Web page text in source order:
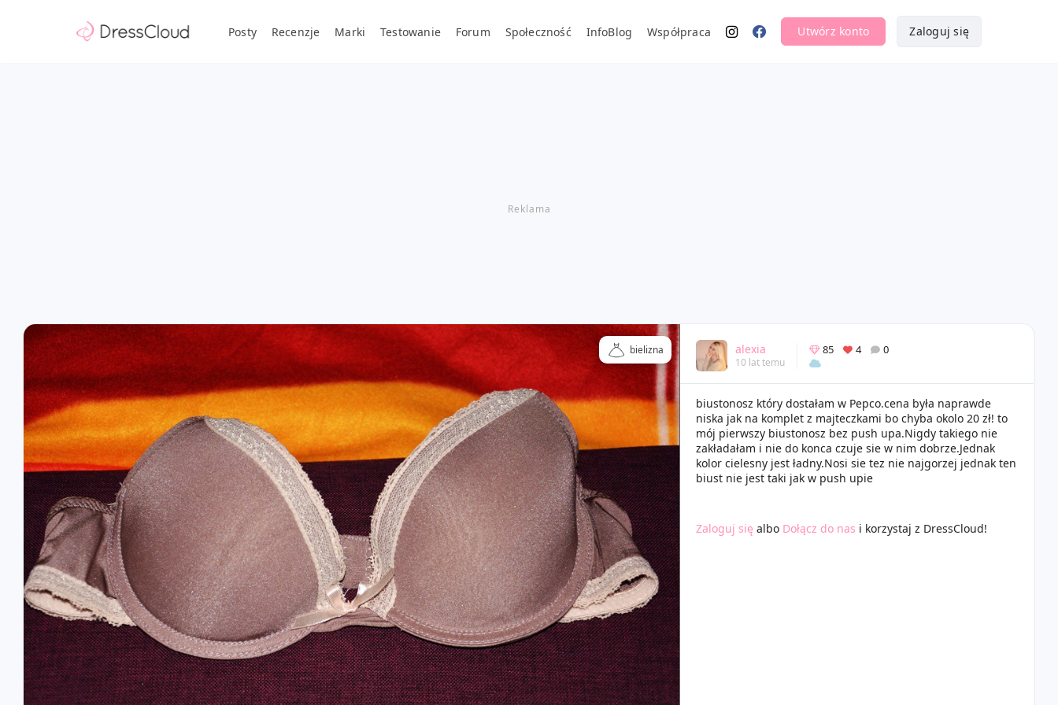
Posty Recenzje Marki Testowanie Forum Społeczność InfoBlog Współpraca Utwórz konto Zaloguj się
bielizna alexia
10 lat temu
85 4 0
biustonosz który dostałam w Pepco.cena była naprawde
niska jak na komplet z majteczkami bo chyba okolo 20 zł! to
mój pierwszy biustonosz bez push upa.Nigdy takiego nie
zakładałam i nie do konca czuje sie w nim dobrze.Jednak
kolor cielesny jest ładny.Nosi sie tez nie najgorzej jednak ten
biust nie jest taki jak w push upie
Zaloguj się albo Dołącz do nas i korzystaj z DressCloud!